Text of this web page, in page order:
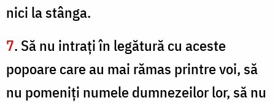
nici la stânga.
7. Să nu intraţi în legătură cu aceste
popoare care au mai rămas printre voi, să
nu pomeniţi numele dumnezeilor lor, să nu